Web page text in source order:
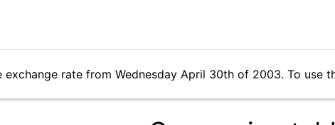
exchange rate from Wednesday April 30th of 2003. To use